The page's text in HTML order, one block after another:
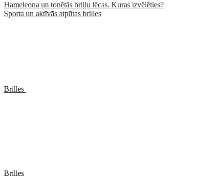
Hameleona un tonētās briļļu lēcas. Kuras izvēlēties?
Sporta un aktīvās atpūtas brilles
Brilles
Brilles